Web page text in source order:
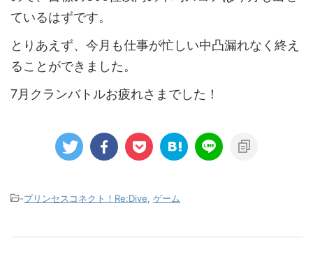
ているはずです。
とりあえず、今月も仕事が忙しい中凸漏れなく終え
ることができました。
7月クランバトルお疲れさまでした！
-プリンセスコネクト！Re:Dive, ゲーム